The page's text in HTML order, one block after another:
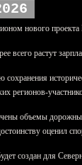
нового проекта
всего растут
регионов-
объемы
оценил
создан для